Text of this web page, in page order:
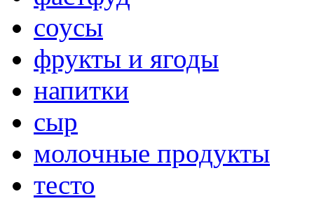
соусы
фрукты и ягоды
напитки
сыр
молочные продукты
тесто